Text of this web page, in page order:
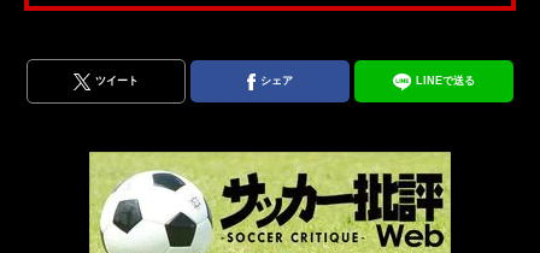
ツイート シェア LINEで送る